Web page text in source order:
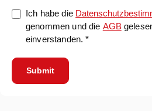
Ich habe die
genommen und die AGB
einverstanden. *
Submit